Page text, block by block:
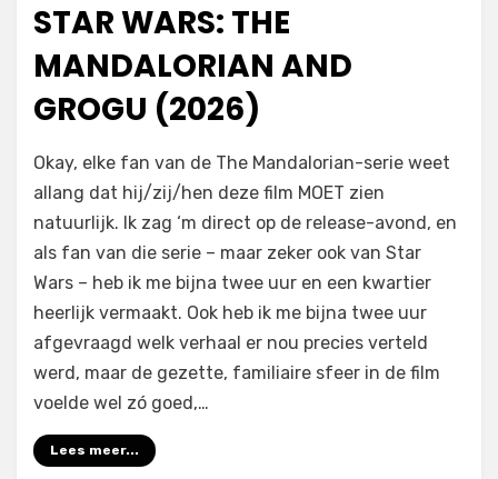
STAR WARS: THE
MANDALORIAN AND
GROGU (2026)
Filmofiel.nl
Okay, elke fan van de The Mandalorian-serie weet
allang dat hij/zij/hen deze film MOET zien
natuurlijk. Ik zag ‘m direct op de release-avond, en
als fan van die serie – maar zeker ook van Star
Wars – heb ik me bijna twee uur en een kwartier
heerlijk vermaakt. Ook heb ik me bijna twee uur
afgevraagd welk verhaal er nou precies verteld
werd, maar de gezette, familiaire sfeer in de film
voelde wel zó goed,…
Lees meer...